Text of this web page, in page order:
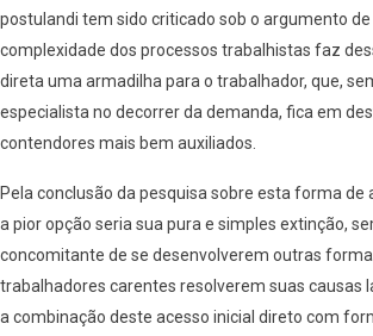
postulandi tem sido criticado sob o argumento
complexidade dos processos trabalhistas faz
direta uma armadilha para o trabalhador, que,
especialista no decorrer da demanda, fica em
contendores mais bem auxiliados.
Pela conclusão da pesquisa sobre esta forma de
a pior opção seria sua pura e simples extinção,
concomitante de se desenvolverem outras
trabalhadores carentes resolverem suas causas
a combinação deste acesso inicial direto com